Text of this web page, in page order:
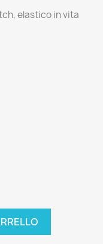
elastico in vita